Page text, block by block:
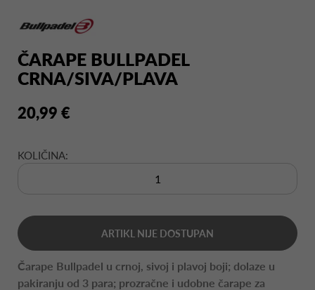
ČARAPE BULLPADEL
CRNA/SIVA/PLAVA
20,99 €
KOLIČINA:
ARTIKL NIJE DOSTUPAN
Čarape Bullpadel u crnoj, sivoj i plavoj boji; dolaze u
pakiranju od 3 para; prozračne i udobne čarape za